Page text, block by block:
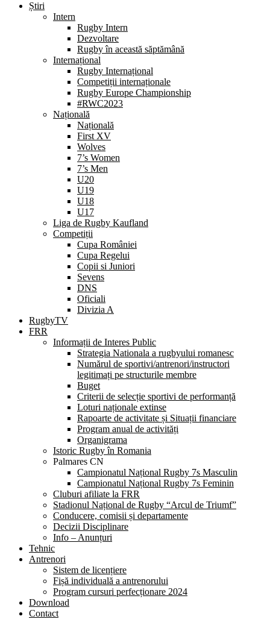
Știri
Intern
Rugby Intern
Dezvoltare
Rugby în această săptămână
Internațional
Rugby Internațional
Competiții internaționale
Rugby Europe Championship
#RWC2023
Națională
Națională
First XV
Wolves
7’s Women
7’s Men
U20
U19
U18
U17
Liga de Rugby Kaufland
Competiții
Cupa României
Cupa Regelui
Copii si Juniori
Sevens
DNS
Oficiali
Divizia A
RugbyTV
FRR
Informații de Interes Public
Strategia Nationala a rugbyului romanesc
Numărul de sportivi/antrenori/instructori
legitimați pe structurile membre
Buget
Criterii de selecție sportivi de performanță
Loturi naționale extinse
Rapoarte de activitate și Situații financiare
Program anual de activități
Organigrama
Istoric Rugby în Romania
Palmares CN
Campionatul Național Rugby 7s Masculin
Campionatul Național Rugby 7s Feminin
Cluburi afiliate la FRR
Stadionul Național de Rugby “Arcul de Triumf”
Conducere, comisii și departamente
Decizii Disciplinare
Info – Anunțuri
Tehnic
Antrenori
Sistem de licențiere
Fișă individuală a antrenorului
Program cursuri perfecționare 2024
Download
Contact